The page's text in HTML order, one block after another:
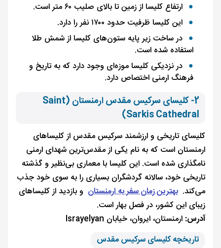
ارتفاع کلیسا از زمین تا بالای صلیب ۶۰ متر است.
این کلیسا ظرفیت حدود ۱۷۰۰ نفر را دارد.
در ساخت زیر پایه‌ ستون‌های کلیسا از شمش طلا
استفاده شده است.
در نزدیکی کلیسا موزه‌ای وجود دارد که به تاریخ و
فرهنگ ارمنی اختصاص دارد.
2- کلیسای سرکیس مقدس ارمنستان (Saint
Sarkis Cathedral)
کلیسای تاریخی و ارزشمند سرکیس مقدس از کلیساهای
ارمنستان است که به نام یکی از مقدس‌ترین شهدای ارمنی
نامگذاری شده است. این کلیسا با معماری بی‌نظیر و گذشته
تاریخی خود، سالانه گردشگران بسیاری را به سوی خود جذب
می‌کند. بهترین زمان سفر به ارمنستان و بازدید از کلیساهای
زیبای این کشور، در فصل بهار است.
آدرس: ارمنستان، ایروان، خیابان Israyelyan
تاریخچه کلیسای سرکیس مقدس